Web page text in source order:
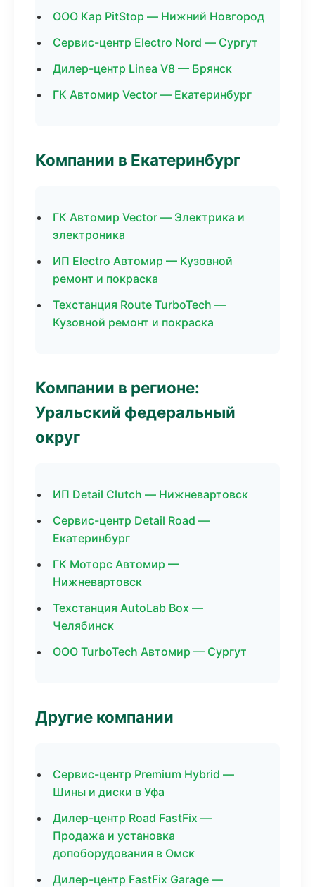
ООО Кар PitStop — Нижний Новгород
Сервис-центр Electro Nord — Сургут
Дилер-центр Linea V8 — Брянск
ГК Автомир Vector — Екатеринбург
Компании в Екатеринбург
ГК Автомир Vector — Электрика и
электроника
ИП Electro Автомир — Кузовной
ремонт и покраска
Техстанция Route TurboTech —
Кузовной ремонт и покраска
Компании в регионе:
Уральский федеральный
округ
ИП Detail Clutch — Нижневартовск
Сервис-центр Detail Road —
Екатеринбург
ГК Моторс Автомир —
Нижневартовск
Техстанция AutoLab Box —
Челябинск
ООО TurboTech Автомир — Сургут
Другие компании
Сервис-центр Premium Hybrid —
Шины и диски в Уфа
Дилер-центр Road FastFix —
Продажа и установка
допоборудования в Омск
Дилер-центр FastFix Garage —